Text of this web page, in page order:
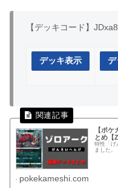
【デッキコード】
デッキ表示 デ
【ポ
とめ【
特性「げ
ました。
pokekameshi.com